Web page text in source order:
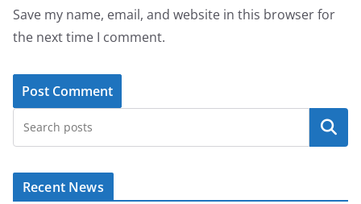
Save my name, email, and website in this browser for
the next time I comment.
Search
Recent News